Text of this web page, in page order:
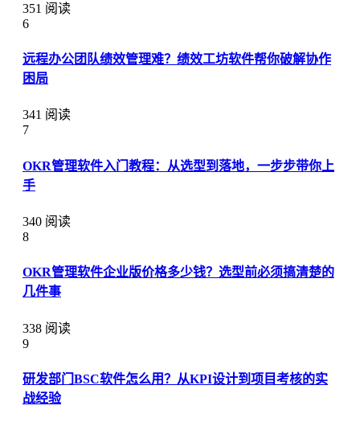
351 阅读
6
远程办公团队绩效管理难？绩效工坊软件帮你破解协作
困局
341 阅读
7
OKR管理软件入门教程：从选型到落地，一步步带你上
手
340 阅读
8
OKR管理软件企业版价格多少钱？选型前必须搞清楚的
几件事
338 阅读
9
研发部门BSC软件怎么用？从KPI设计到项目考核的实
战经验